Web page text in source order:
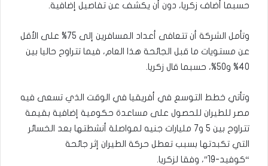
حسبما أضاف زكريا، دون أن يكشف عن تفاصيل إضافية.
وتأمل الشركة أن تتعافى أعداد المسافرين إلى 75% على الأقل
عن مستويات ما قبل الجائحة هذا العام، فيما تتراوح حاليا بين
40% و50%، حسبما قال زكريا.
وتأتي خطط التوسع في أفريقيا في الوقت الذي تسعى فيه
مصر للطيران للحصول على مساعدة حكومية إضافية بقيمة
تتراوح بين 5 و7 مليارات جنيه لمواصلة أنشطتها بعد الخسائر
التي تكبدتها بسبب تعطل حركة الطيران إثر جائحة
“كوفيد-19″، وفقا لزكريا.